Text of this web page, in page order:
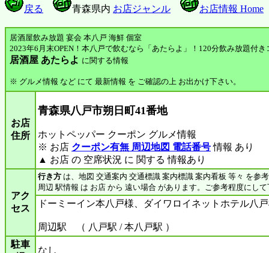
戻る 青森県内 お店ジャンル お店情報 Home
居酒屋飲み放題 宴会 本八戸 海鮮 個室
2023年6月末OPEN！本八戸で飲むなら「あたらよ」！120分飲み放題付
居酒屋 あたらよ に関する情報
※ グルメ情報 など にて 最新情報 を ご確認の上 お出かけ下さい。
お店
住所
青森県八戸市朔日町41番地
ホットペッパー クーポン グルメ情報
※ お店 クーポン有無 周辺地図 電話番号情報 あり
▲ お店 の 空席状況 に 関する 情報あり
アク
セス
行き方 は、地図 交通案内 交通標識 案内標識 案内看板 等々 を参
周辺 駅情報 は お店 から 遠い場合 があります。ご参考程度にし
ドーミーイン本八戸様、ダイワロイネットホテル八
周辺駅 （ 八戸駅 / 本八戸駅 ）
駐車
なし